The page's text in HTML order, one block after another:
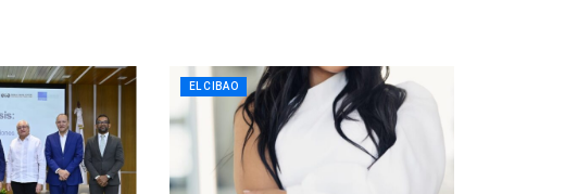
EL CIBAO